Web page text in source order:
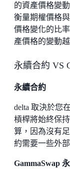
的資產價格變
衡量期權價格
價格變化的比
產價格的變動
永續合約 VS
永續合約
delta 取決於您
槓桿將始終保
算，因為沒有
約需要一些外
GammaSwap